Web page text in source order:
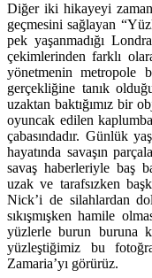
Diğer iki hikayeyi
geçmesini sağlayan
pek yaşanmadığı
çekimlerinden farklı
yönetmenin metropole
gerçekliğine tanık
uzaktan baktığımız bir
oyuncak edilen
çabasındadır. Günlük
hayatında savaşın
savaş haberleriyle baş
uzak ve tarafsızken
Nick’i de silahlardan
sıkışmışken hamile
yüzlerle burun buruna
yüzleştiğimiz bu
Zamaria’yı görürüz.